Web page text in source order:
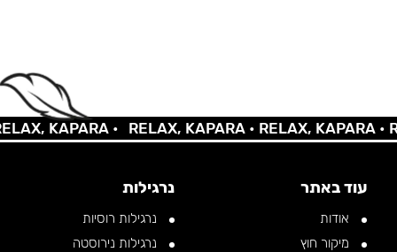
KAPARA • RELAX, KAPARA •RELAX, KAPARA •
עוד באתר
אודות
מיקור חוץ
נרגילות
נרגילות רוסיות
נרגילות נירוסטה